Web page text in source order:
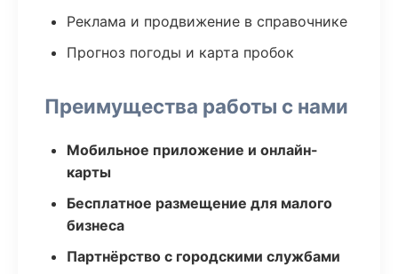
Реклама и продвижение в справочнике
Прогноз погоды и карта пробок
Преимущества работы с нами
Мобильное приложение и онлайн-
карты
Бесплатное размещение для малого
бизнеса
Партнёрство с городскими службами